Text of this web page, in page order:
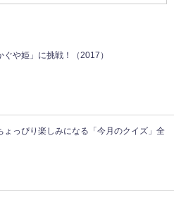
ぐや姫」に挑戦！（2017）
ょっぴり楽しみになる「今月のクイズ」全